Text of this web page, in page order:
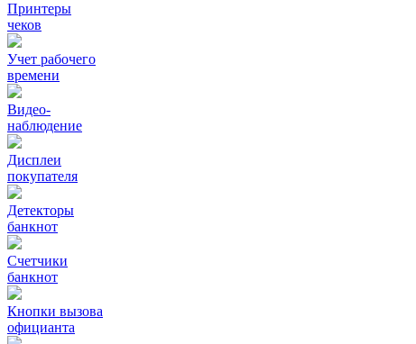
Принтеры
чеков
Учет рабочего
времени
Видео‑
наблюдение
Дисплеи
покупателя
Детекторы
банкнот
Счетчики
банкнот
Кнопки вызова
официанта